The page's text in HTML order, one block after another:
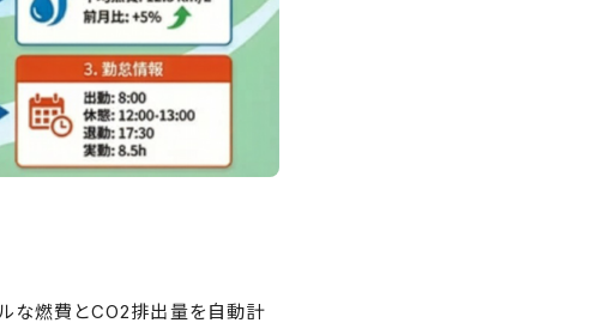
な燃費とCO2排出量を自動計